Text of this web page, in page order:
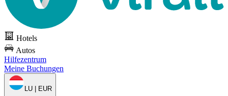
Hotels
Autos
Hilfezentrum
Meine Buchungen
LU | EUR